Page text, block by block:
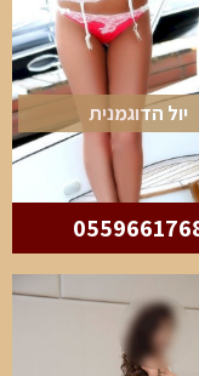
יול הדוגמנית